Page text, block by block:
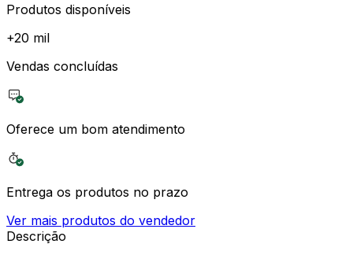
Produtos disponíveis
+20 mil
Vendas concluídas
Oferece um bom atendimento
Entrega os produtos no prazo
Ver mais produtos do vendedor
Descrição